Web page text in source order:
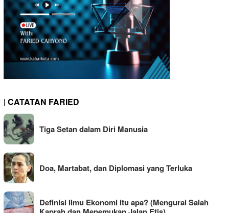
| CATATAN FARIED
Tiga Setan dalam Diri Manusia
Doa, Martabat, dan Diplomasi yang Terluka
Definisi Ilmu Ekonomi itu apa? (Mengurai Salah